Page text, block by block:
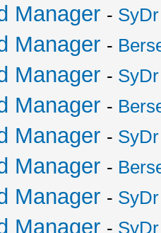
Manager - SyDr
Manager -
Manager - SyDr
Manager -
Manager - SyDr
Manager -
Manager - SyDr
Manager - SyDr